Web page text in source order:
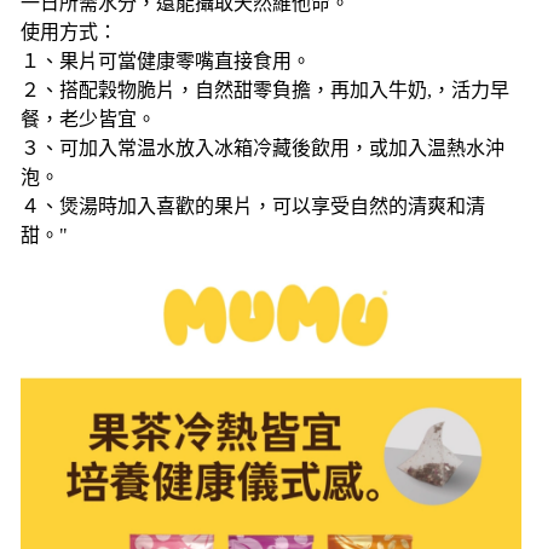
使用方式：
１、果片可當健康零嘴直接食用。
２、搭配穀物脆片，自然甜零負擔，再加入牛奶,，活力早
餐，老少皆宜。
３、可加入常温水放入冰箱冷藏後飲用，或加入温熱水沖
泡。
４、煲湯時加入喜歡的果片，可以享受自然的清爽和清
甜。"